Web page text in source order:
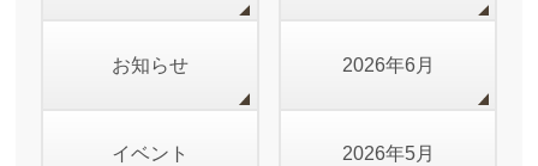
お知らせ
イベント
2026年6月
2026年5月